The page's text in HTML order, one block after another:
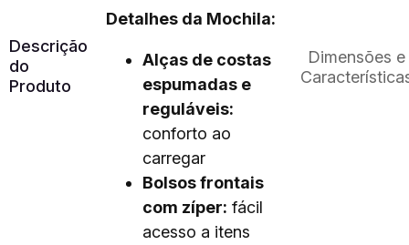
Descrição
do
Produto
Detalhes da Mochila:
Alças de costas
espumadas e
reguláveis:
conforto ao
carregar
Bolsos frontais
com zíper: fácil
acesso a itens
Dimensões e